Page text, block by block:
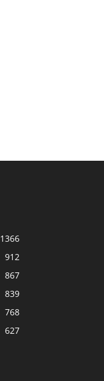
1366
912
867
839
768
627